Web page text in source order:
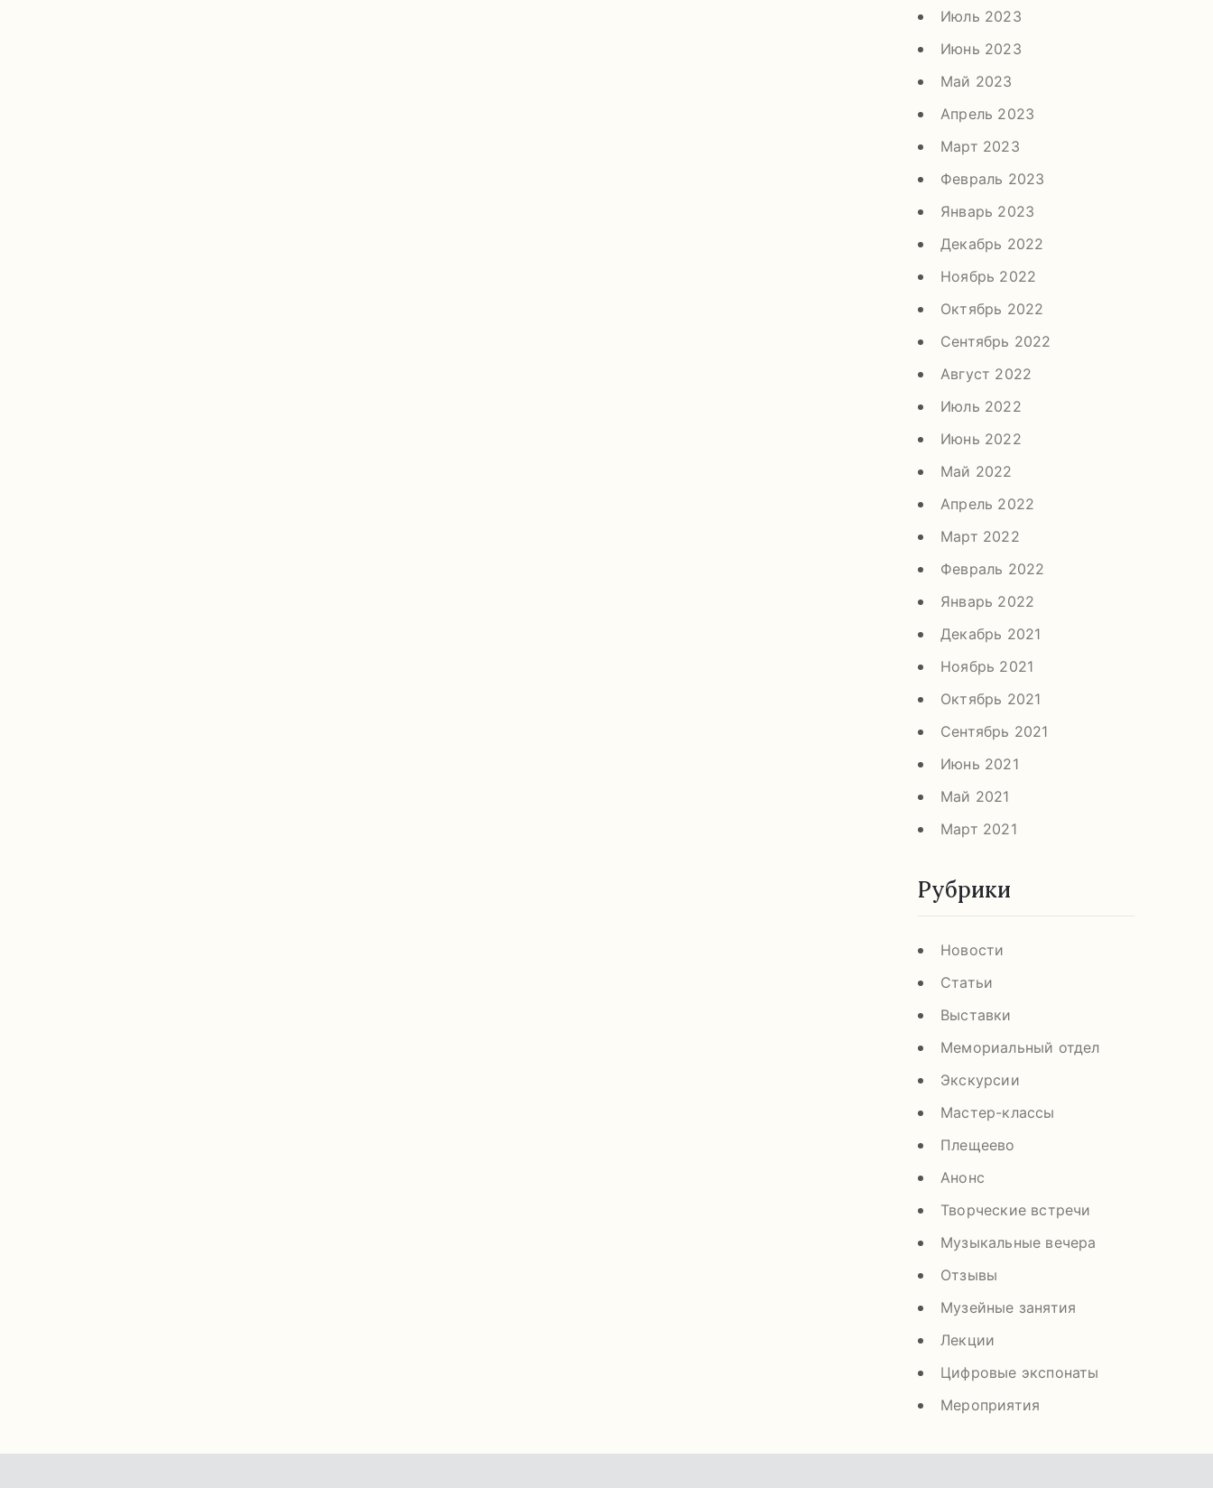
Июль 2023
Июнь 2023
Май 2023
Апрель 2023
Март 2023
Февраль 2023
Январь 2023
Декабрь 2022
Ноябрь 2022
Октябрь 2022
Сентябрь 2022
Август 2022
Июль 2022
Июнь 2022
Май 2022
Апрель 2022
Март 2022
Февраль 2022
Январь 2022
Декабрь 2021
Ноябрь 2021
Октябрь 2021
Сентябрь 2021
Июнь 2021
Май 2021
Март 2021
Рубрики
Новости
Статьи
Выставки
Мемориальный отдел
Экскурсии
Мастер-классы
Плещеево
Анонс
Творческие встречи
Музыкальные вечера
Отзывы
Музейные занятия
Лекции
Цифровые экспонаты
Мероприятия